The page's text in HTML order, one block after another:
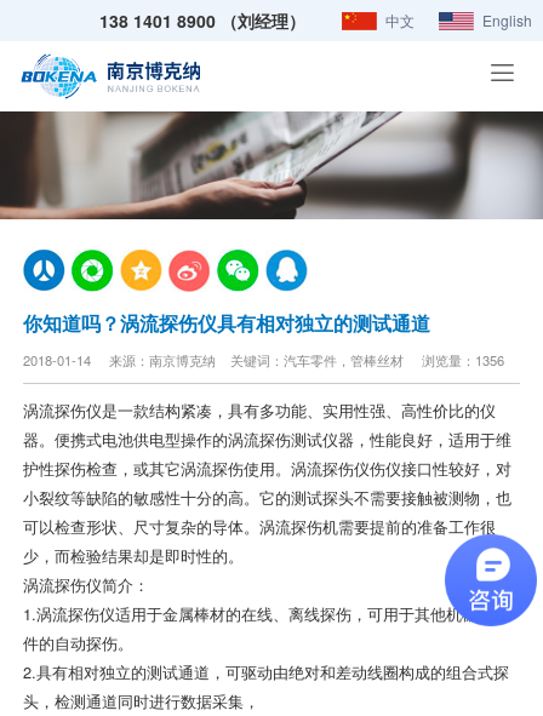
English
中文
138 1401 8900 （刘经理）
你知道吗？涡流探伤仪具有相对独立的测试通道
2018-01-14 来源：南京博克纳 关键词：汽车零件，管棒丝材 浏览量：1356
涡流探伤仪是一款结构紧凑，具有多功能、实用性强、高性价比的仪
器。便携式电池供电型操作的涡流探伤测试仪器，性能良好，适用于维
护性探伤检查，或其它涡流探伤使用。涡流探伤仪伤仪接口性较好，对
小裂纹等缺陷的敏感性十分的高。它的测试探头不需要接触被测物，也
可以检查形状、尺寸复杂的导体。涡流探伤机需要提前的准备工作很
少，而检验结果却是即时性的。
涡流探伤仪简介：
1.涡流探伤仪适用于金属棒材的在线、离线探伤，可用于其他机械零部
件的自动探伤。
2.具有相对独立的测试通道，可驱动由绝对和差动线圈构成的组合式探
头，检测通道同时进行数据采集，